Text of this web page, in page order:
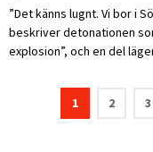
”Det känns lugnt. Vi bor i
beskriver detonationen
explosion”, och en del
1 2 3